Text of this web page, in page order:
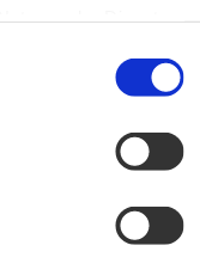
– Bärnsee –